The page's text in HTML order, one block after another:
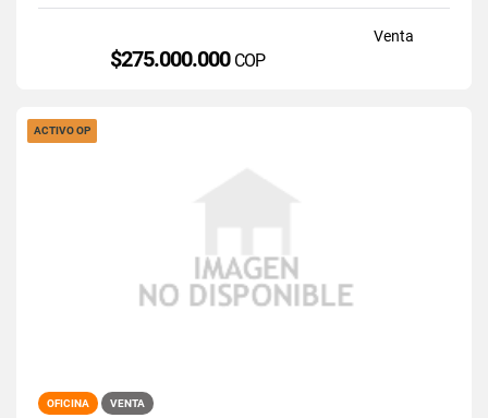
Venta
$275.000.000 COP
ACTIVO OP
OFICINA VENTA